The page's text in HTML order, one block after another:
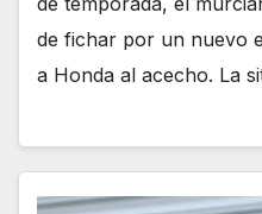
de fichar por un nuevo
a Honda al acecho. La